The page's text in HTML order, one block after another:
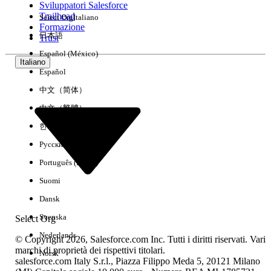
Esperienza
Nessun risultato
Sviluppatori Salesforce
Trailhead
Formazione
Trust
Italiano
Select Org
Select OrgItaliano
日本語
Español (México)
Español
中文（简体）
中文（繁體）
한국어
Русский
Português (Brasil)
Suomi
Dansk
Svenska
Nederlands
Norsk
© Copyright 2026, Salesforce.com Inc. Tutti i diritti riservati. Vari
marchi di proprietà dei rispettivi titolari.
salesforce.com Italy S.r.l., Piazza Filippo Meda 5, 20121 Milano